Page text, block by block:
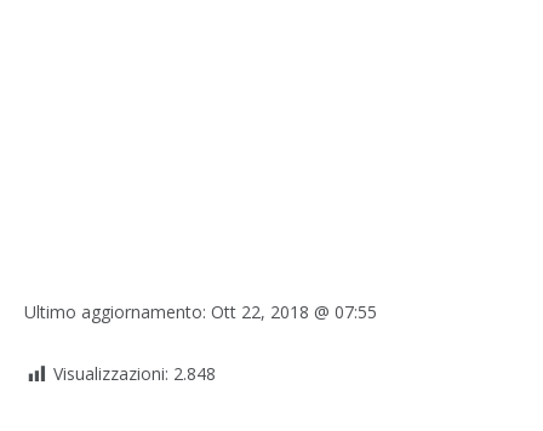
Ultimo aggiornamento: Ott 22, 2018 @ 07:55
Visualizzazioni: 2.848